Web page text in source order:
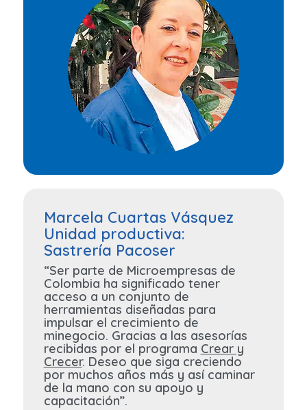
Marcela Cuartas Vásquez
Unidad productiva:
Sastrería Pacoser
“Ser parte de Microempresas de
Colombia ha significado tener
acceso a un conjunto de
herramientas diseñadas para
impulsar el crecimiento de
minegocio. Gracias a las asesorías
recibidas por el programa Crear y
Crecer. Deseo que siga creciendo
por muchos años más y así caminar
de la mano con su apoyo y
capacitación”.